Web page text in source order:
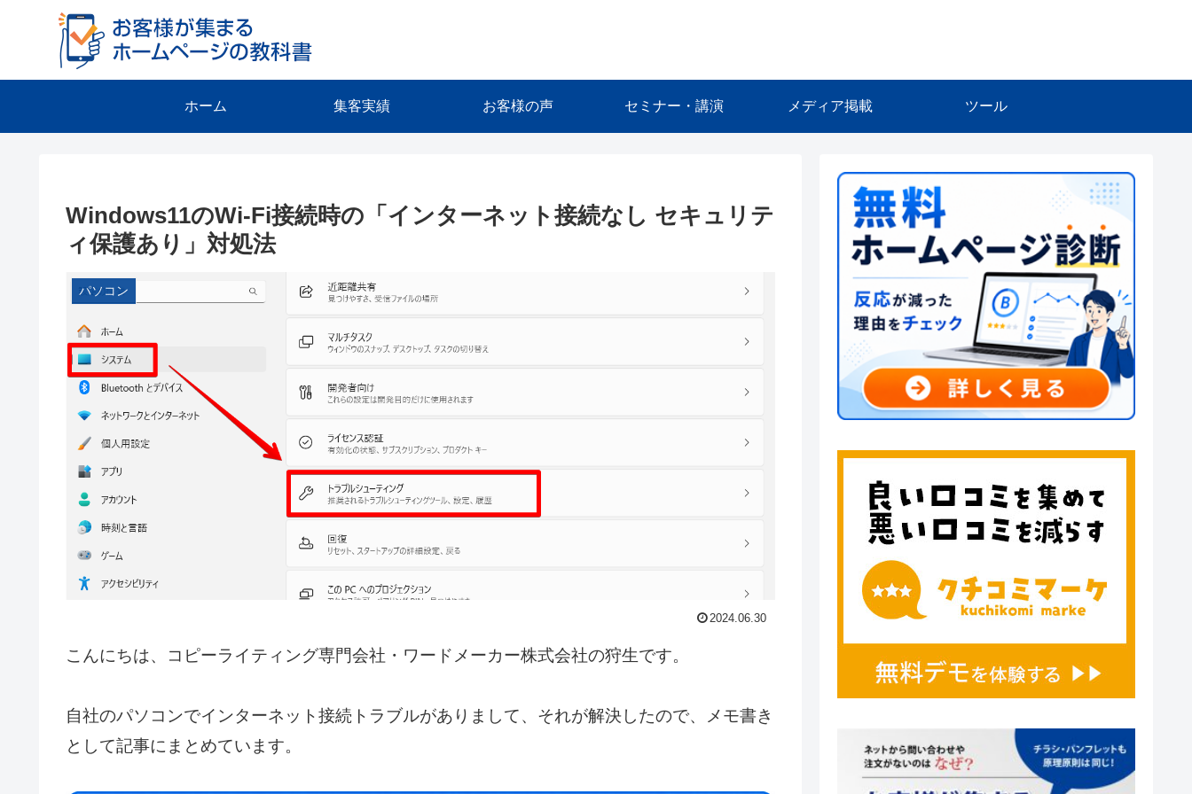
ホーム 集客実績 お客様の声 セミナー・講演 メディア掲載 ツール
Windows11のWi-Fi接続時の「インターネット接続なし セキュリテ
ィ保護あり」対処法
パソコン
2024.06.30
こんにちは、コピーライティング専門会社・ワードメーカー株式会社の狩生です。
自社のパソコンでインターネット接続トラブルがありまして、それが解決したので、メモ書き
として記事にまとめています。